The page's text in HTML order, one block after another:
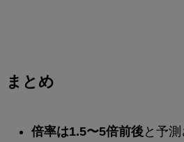
まとめ
倍率は1.5〜5倍前後と予測